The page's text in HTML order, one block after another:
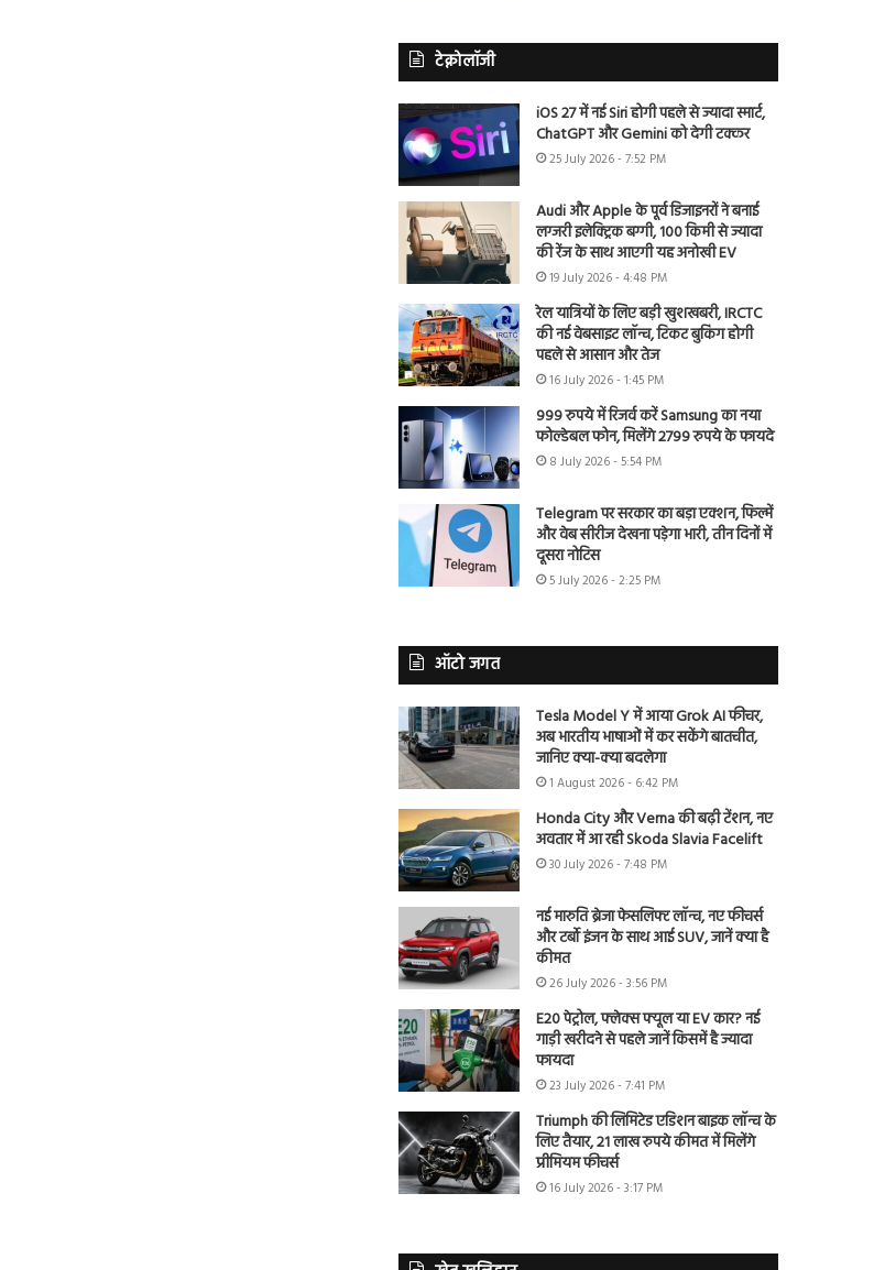
टेक्नोलॉजी
iOS 27 में नई Siri होगी पहले से ज्यादा स्मार्ट,
ChatGPT और Gemini को देगी टक्कर
25 July 2026 - 7:52 PM
Audi और Apple के पूर्व डिजाइनरों ने बनाई
लग्जरी इलेक्ट्रिक बग्गी, 100 किमी से ज्यादा
की रेंज के साथ आएगी यह अनोखी EV
19 July 2026 - 4:48 PM
रेल यात्रियों के लिए बड़ी खुशखबरी, IRCTC
की नई वेबसाइट लॉन्च, टिकट बुकिंग होगी
पहले से आसान और तेज
16 July 2026 - 1:45 PM
999 रुपये में रिजर्व करें Samsung का नया
फोल्डेबल फोन, मिलेंगे 2799 रुपये के फायदे
8 July 2026 - 5:54 PM
Telegram पर सरकार का बड़ा एक्शन, फिल्में
और वेब सीरीज देखना पड़ेगा भारी, तीन दिनों में
दूसरा नोटिस
5 July 2026 - 2:25 PM
ऑटो जगत
Tesla Model Y में आया Grok AI फीचर,
अब भारतीय भाषाओं में कर सकेंगे बातचीत,
जानिए क्या-क्या बदलेगा
1 August 2026 - 6:42 PM
Honda City और Verna की बढ़ी टेंशन, नए
अवतार में आ रही Skoda Slavia Facelift
30 July 2026 - 7:48 PM
नई मारुति ब्रेजा फेसलिफ्ट लॉन्च, नए फीचर्स
और टर्बो इंजन के साथ आई SUV, जानें क्या है
कीमत
26 July 2026 - 3:56 PM
E20 पेट्रोल, फ्लेक्स फ्यूल या EV कार? नई
गाड़ी खरीदने से पहले जानें किसमें है ज्यादा
फायदा
23 July 2026 - 7:41 PM
Triumph की लिमिटेड एडिशन बाइक लॉन्च के
लिए तैयार, 21 लाख रुपये कीमत में मिलेंगे
प्रीमियम फीचर्स
16 July 2026 - 3:17 PM